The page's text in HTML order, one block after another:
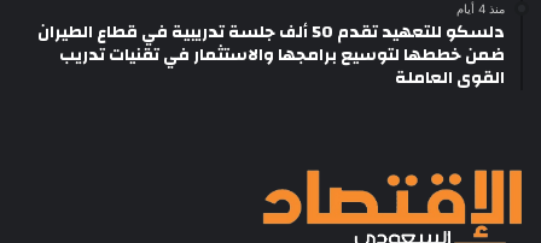
منذ 4 أيام
دلسكو للتعهيد تقدم 50 ألف جلسة تدريبية في قطاع الطيران
ضمن خططها لتوسيع برامجها والاستثمار في تقنيات تدريب
القوى العاملة